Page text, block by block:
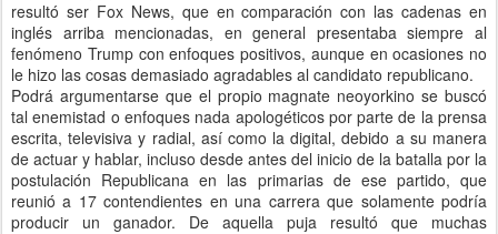
resultó ser Fox News, que en comparación con las cadenas en
inglés arriba mencionadas, en general presentaba siempre al
fenómeno Trump con enfoques positivos, aunque en ocasiones no
le hizo las cosas demasiado agradables al candidato republicano.
Podrá argumentarse que el propio magnate neoyorkino se buscó
tal enemistad o enfoques nada apologéticos por parte de la prensa
escrita, televisiva y radial, así como la digital, debido a su manera
de actuar y hablar, incluso desde antes del inicio de la batalla por la
postulación Republicana en las primarias de ese partido, que
reunió a 17 contendientes en una carrera que solamente podría
producir un ganador. De aquella puja resultó que muchas